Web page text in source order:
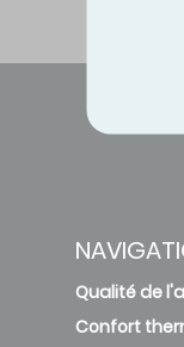
Qualité de
Confort